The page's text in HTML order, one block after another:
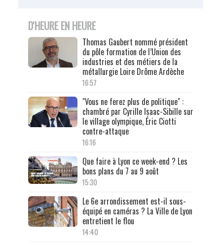
D'HEURE EN HEURE
Thomas Gaubert nommé président
du pôle formation de l’Union des
industries et des métiers de la
métallurgie Loire Drôme Ardèche
16:57
"Vous ne ferez plus de politique" :
chambré par Cyrille Isaac-Sibille sur
le village olympique, Éric Ciotti
contre-attaque
16:16
Que faire à Lyon ce week-end ? Les
bons plans du 7 au 9 août
15:30
Le 6e arrondissement est-il sous-
équipé en caméras ? La Ville de Lyon
entretient le flou
14:40